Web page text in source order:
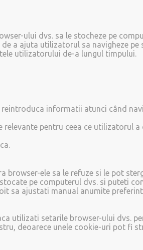
ului dvs. sa le stocheze pe
a ajuta utilizatorul sa navigheze
utilizatorului de-a lungul timpului.
informatii atunci când
pentru ceea ce utilizatorul
ele sa le refuze si le pot
pe computerul dvs. si puteti
sa ajustati manual anumite
utilizati setarile browser-ului dvs.
deoarece unele cookie-uri pot fi